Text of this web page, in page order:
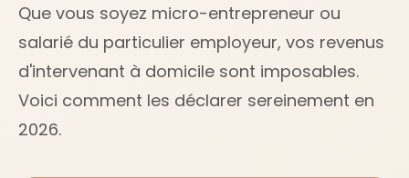
Que vous soyez micro-entrepreneur ou
salarié du particulier employeur, vos revenus
d'intervenant à domicile sont imposables.
Voici comment les déclarer sereinement en
2026.